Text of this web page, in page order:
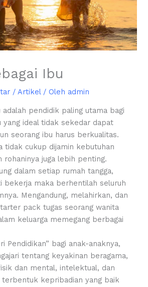
Ibu
/ Artikel/ Oleh admin
adalah pendidik paling utama bagi
yang ideal tidak sekedar dapat
seorang ibu harus berkualitas.
tidak cukup dijamin kebutuhan
rohaninya juga lebih penting.
dalam setiap rumah tangga,
bekerja maka berhentilah seluruh
Mengandung, melahirkan, dan
pack tugas seorang wanita
keluarga memegang berbagai
Pendidikan” bagi anak-anaknya,
tentang keyakinan beragama,
dan mental, intelektual, dan
terbentuk kepribadian yang baik